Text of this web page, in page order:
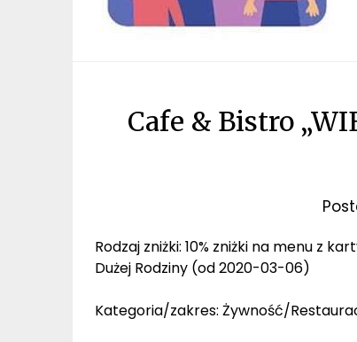
Cafe & Bistro
Rodzaj zniżki: 10% zniżki na menu z
Dużej Rodziny (od 2020-03-06)
Kategoria/zakres: Żywność/